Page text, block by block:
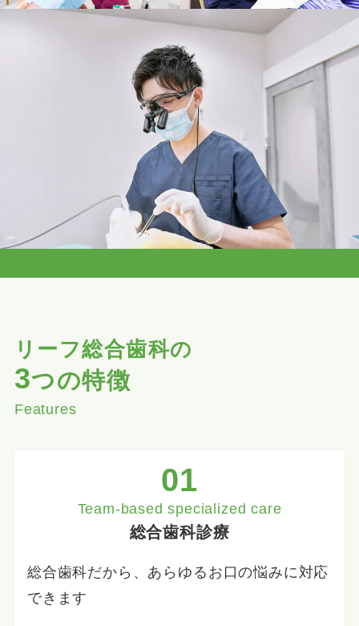
リーフ総合歯科の
3つの特徴
Features
01
Team-based specialized care
総合歯科診療
総合歯科だから、あらゆるお口の悩みに対応
できます